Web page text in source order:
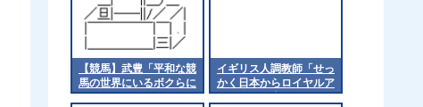
【競馬】武豊「平和な競
馬の世界にいるボクらに
なにかできることがない
イギリス人調教師「せっ
かく日本からロイヤルア
スコッにト来てもらった